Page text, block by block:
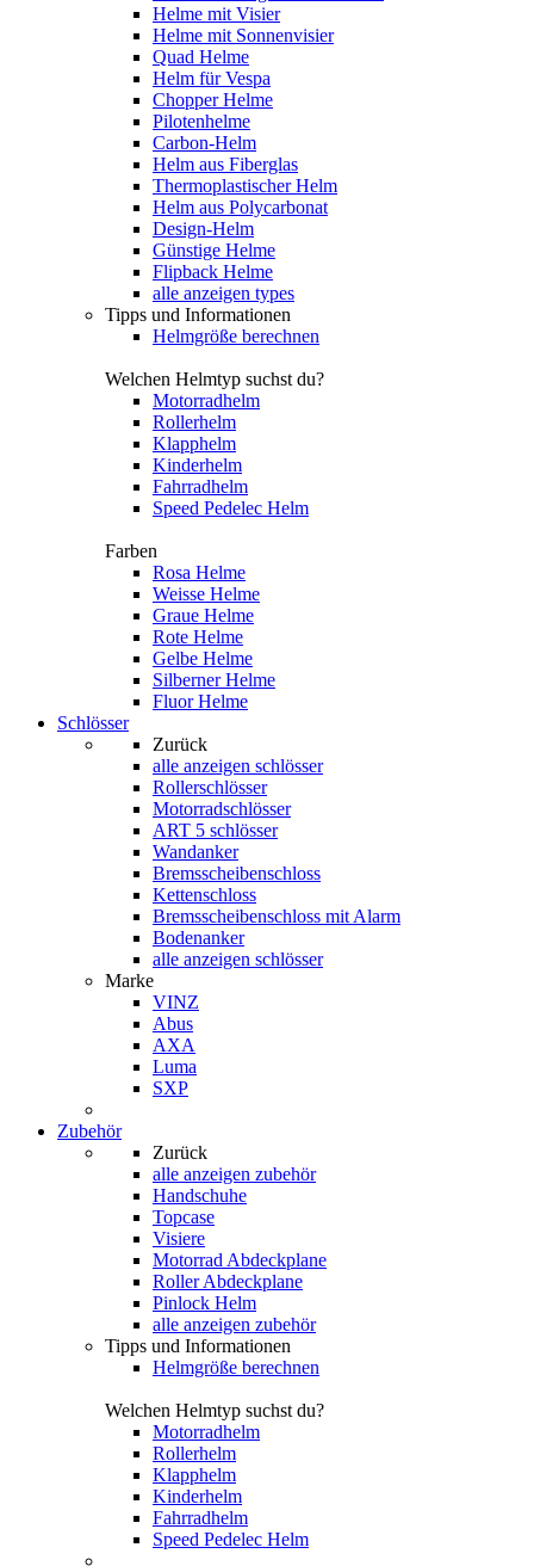
Helme mit Visier
Helme mit Sonnenvisier
Quad Helme
Helm für Vespa
Chopper Helme
Pilotenhelme
Carbon-Helm
Helm aus Fiberglas
Thermoplastischer Helm
Helm aus Polycarbonat
Design-Helm
Günstige Helme
Flipback Helme
alle anzeigen types
Tipps und Informationen
Helmgröße berechnen
Welchen Helmtyp suchst du?
Motorradhelm
Rollerhelm
Klapphelm
Kinderhelm
Fahrradhelm
Speed Pedelec Helm
Farben
Rosa Helme
Weisse Helme
Graue Helme
Rote Helme
Gelbe Helme
Silberner Helme
Fluor Helme
Schlösser
Zurück
alle anzeigen schlösser
Rollerschlösser
Motorradschlösser
ART 5 schlösser
Wandanker
Bremsscheibenschloss
Kettenschloss
Bremsscheibenschloss mit Alarm
Bodenanker
alle anzeigen schlösser
Marke
VINZ
Abus
AXA
Luma
SXP
Zubehör
Zurück
alle anzeigen zubehör
Handschuhe
Topcase
Visiere
Motorrad Abdeckplane
Roller Abdeckplane
Pinlock Helm
alle anzeigen zubehör
Tipps und Informationen
Helmgröße berechnen
Welchen Helmtyp suchst du?
Motorradhelm
Rollerhelm
Klapphelm
Kinderhelm
Fahrradhelm
Speed Pedelec Helm